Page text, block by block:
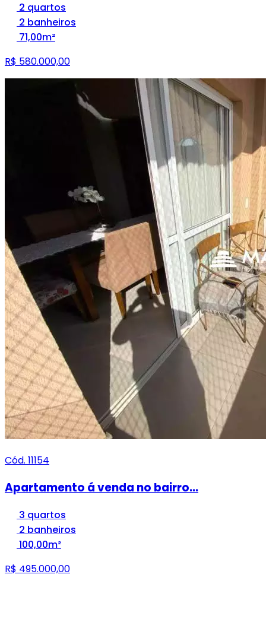
2 quartos
2 banheiros
71,00m²
R$ 580.000,00
Cód. 11154
Apartamento á venda no bairro...
3 quartos
2 banheiros
100,00m²
R$ 495.000,00